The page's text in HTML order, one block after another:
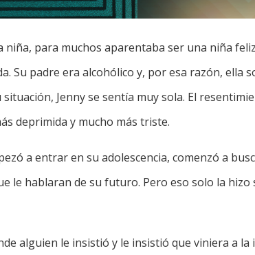
niña, para muchos aparentaba ser una niña
Su padre era alcohólico y, por esa razón, ella
Jenny se sentía muy sola. El
deprimida y mucho más triste.
a entrar en su adolescencia, comenzó a
le hablaran de su futuro. Pero eso solo la hizo
alguien le insistió y le insistió que viniera a la